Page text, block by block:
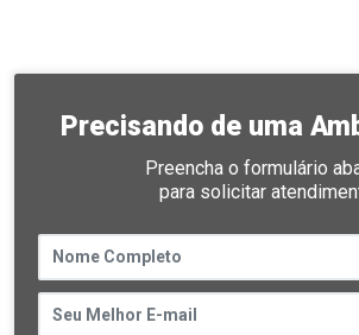
Precisando de uma
Preencha o formulário
para solicitar